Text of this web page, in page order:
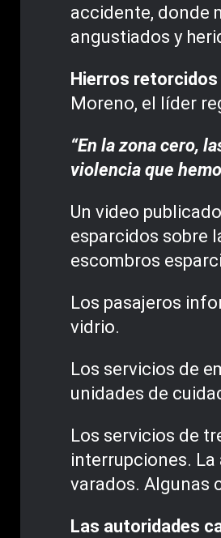
accidente, donde
angustiados y
Hierros
Moreno, el líder
“En la zona cero,
violencia que
Un video
esparcidos sobre
escombros
Los pasajeros
vidrio.
Los servicios de
unidades de
Los servicios de
interrupciones. La
varados. Algunas
Las autoridades